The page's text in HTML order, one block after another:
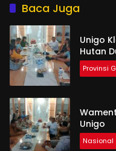
Baca Juga
Unigo
Hutan
Provinsi
Unigo
Nasional